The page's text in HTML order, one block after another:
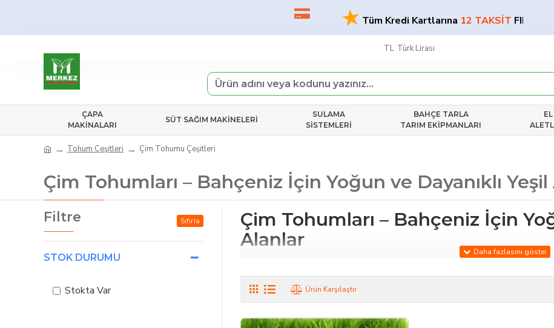
★Tüm Kredi Kartlarına12 TAKSİTFIRSATI!
TL Türk Lirası
ÇAPA
MAKINALARI
SÜT SAĞIM MAKINELERI
SULAMA
SISTEMLERI
BAHÇE TARLA
TARIM EKIPMANLARI
EL
Tohum Çeşitleri Çim Tohumu Çeşitleri
Çim Tohumları – Bahçeniz İçin Yoğun ve Dayanıklı
Filtre Sıfırla
STOK DURUMU
Stokta Var
Çim Tohumları – Bahçeniz İçin
Alanlar
sahipkaliteli tohumlarsunuyoruz. Bahçenizi, parkınızı veya spor
önem taşır.
Çim Tohumu Çeşitleri ve Kullanım Alanları
Ürün Karşılaştır